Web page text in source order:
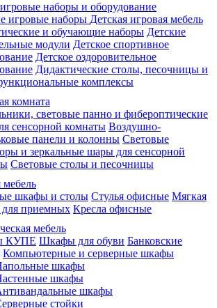
наборы и оборудование
игровые наборы Детская игровая мебель
и обучающие наборы Детские
модули Детское спортивное
Детское оздоровительное
Дидактические столы, песочницы и
комплексы
комната
световые панно и фибероптические
сенсорной комнаты Воздушно-
панели и колонны Световые
и зеркальные шары для сенсорной
Световые столы и песочницы
шкафы и столы Стулья офисные Мягкая
для приемных Кресла офисные
мебель
КУПЕ Шкафы для обуви Банковские
Компьютерные и серверные шкафы
шкафы
шкафы
шкафы
стойки